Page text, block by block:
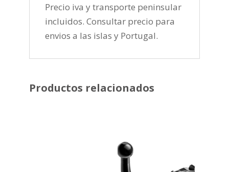
Precio iva y transporte peninsular
incluidos. Consultar precio para
envios a las islas y Portugal.
Productos relacionados